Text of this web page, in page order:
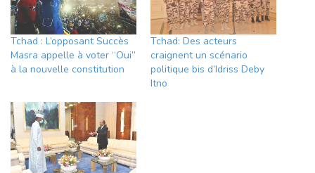
Tchad : L’opposant Succès
Masra appelle à voter “Oui”
à la nouvelle constitution
Tchad: Des acteurs
craignent un scénario
politique bis d’Idriss Deby
Itno